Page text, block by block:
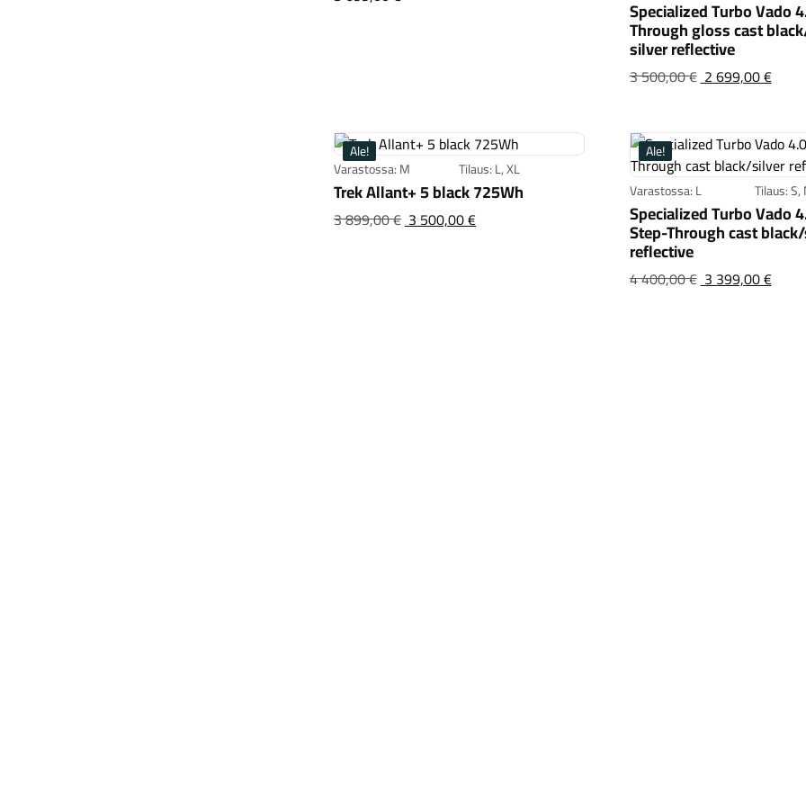
Specialized Turbo Vado
Through gloss cast
silver reflective
3 500,00 €2 699,00 €
Varastossa: M Tilaus: L, XL
Trek Allant+ 5 black 725Wh
3 899,00 €3 500,00 €Trek Allant+ 5 black 725Wh
Ale!
Varastossa: L
Tilaus: S,
Specialized Turbo Vado
Step-Through cast
reflective
4 400,00 €3 399,00 €
Ale!